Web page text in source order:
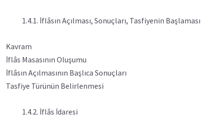
1.4.1. İflâsın Açılması, Sonuçları, Tasfiyenin Başlaması
Kavram
İflâs Masasının Oluşumu
İflâsın Açılmasının Başlıca Sonuçları
Tasfiye Türünün Belirlenmesi
1.4.2. İflâs İdaresi